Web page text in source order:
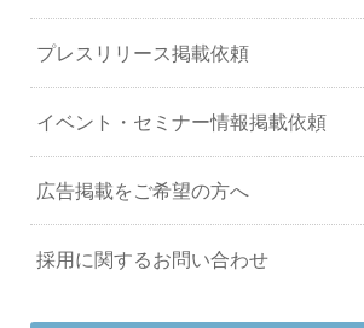
プレスリリース掲載依頼
イベント・セミナー情報掲載依頼
広告掲載をご希望の方へ
採用に関するお問い合わせ